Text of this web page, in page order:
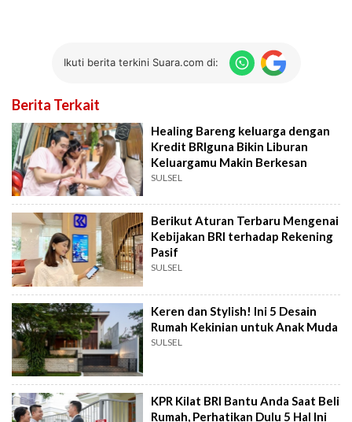
Ikuti berita terkini Suara.com di:
Berita Terkait
Healing Bareng keluarga dengan
Kredit BRIguna Bikin Liburan
Keluargamu Makin Berkesan
SULSEL
Berikut Aturan Terbaru Mengenai
Kebijakan BRI terhadap Rekening
Pasif
SULSEL
Keren dan Stylish! Ini 5 Desain
Rumah Kekinian untuk Anak Muda
SULSEL
KPR Kilat BRI Bantu Anda Saat Beli
Rumah, Perhatikan Dulu 5 Hal Ini